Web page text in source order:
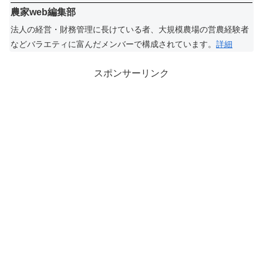
農家web編集部
法人の経営・財務管理に長けている者、大規模農場の営農経験者
などバラエティに富んだメンバーで構成されています。 詳細
スポンサーリンク